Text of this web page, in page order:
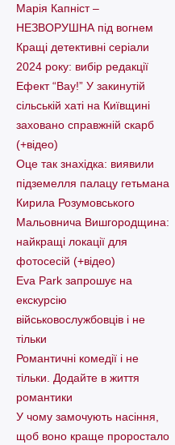
Марія Капніст –
НЕЗВОРУШНА під вогнем
Кращі детективні серіали
2024 року: вибір редакції
Ефект “Вау!” У закинутій
сільській хаті на Київщині
заховано справжній скарб
(+відео)
Оце так знахідка: виявили
підземелля палацу гетьмана
Кирила Розумовського
Мальовнича Вишгородщина:
найкращі локації для
фотосесій (+відео)
Eva Park запрошує на
екскурсію
військовослужбовців і не
тільки
Романтичні комедії і не
тільки. Додайте в життя
романтики
У чому замочують насіння,
щоб воно краще проростало